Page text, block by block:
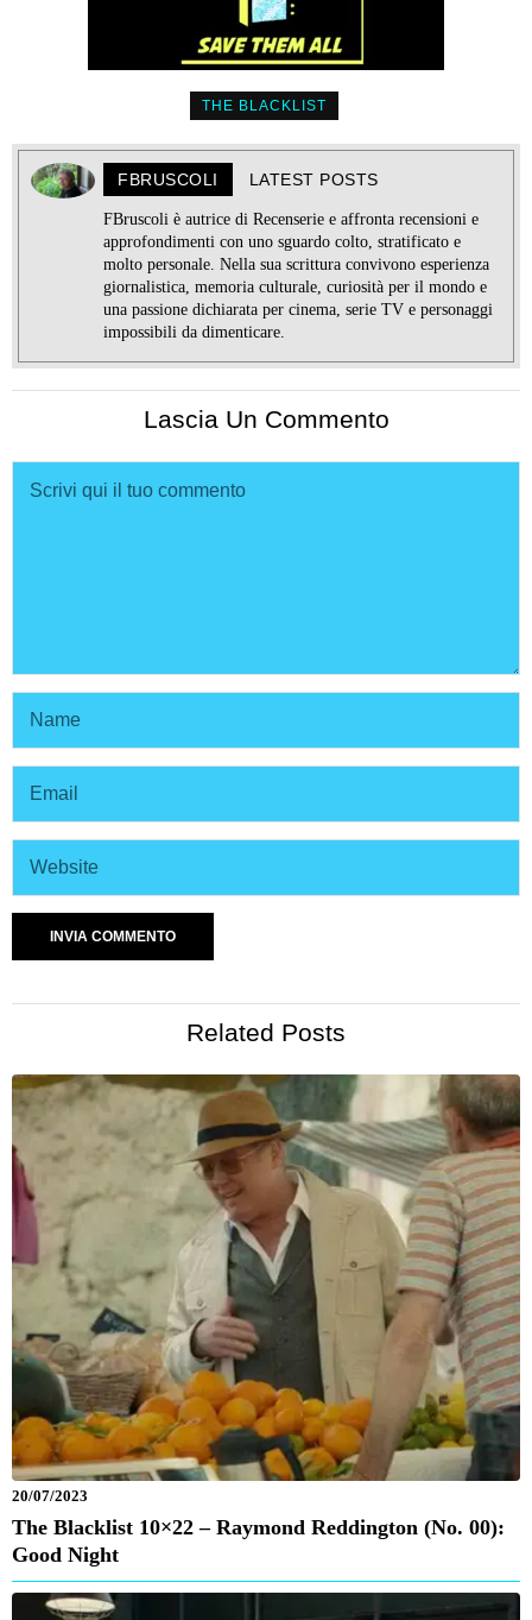
THE BLACKLIST
FBRUSCOLI LATEST POSTS
FBruscoli è autrice di Recenserie e affronta recensioni e
approfondimenti con uno sguardo colto, stratificato e
molto personale. Nella sua scrittura convivono esperienza
giornalistica, memoria culturale, curiosità per il mondo e
una passione dichiarata per cinema, serie TV e personaggi
impossibili da dimenticare.
Lascia Un Commento
Related Posts
20/07/2023
The Blacklist 10×22 – Raymond Reddington (No. 00):
Good Night